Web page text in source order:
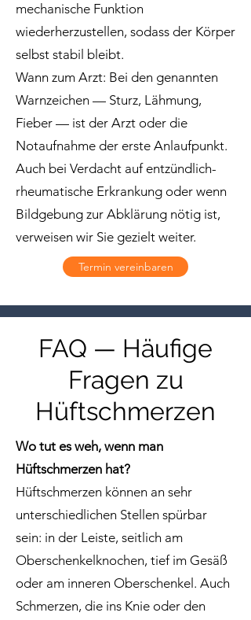
mechanische Funktion
wiederherzustellen, sodass der Körper
selbst stabil bleibt.
Wann zum Arzt: Bei den genannten
Warnzeichen — Sturz, Lähmung,
Fieber — ist der Arzt oder die
Notaufnahme der erste Anlaufpunkt.
Auch bei Verdacht auf entzündlich-
rheumatische Erkrankung oder wenn
Bildgebung zur Abklärung nötig ist,
verweisen wir Sie gezielt weiter.
Termin vereinbaren
FAQ — Häufige
Fragen zu
Hüftschmerzen
Wo tut es weh, wenn man
Hüftschmerzen hat?
Hüftschmerzen können an sehr
unterschiedlichen Stellen spürbar
sein: in der Leiste, seitlich am
Oberschenkelknochen, tief im Gesäß
oder am inneren Oberschenkel. Auch
Schmerzen, die ins Knie oder den